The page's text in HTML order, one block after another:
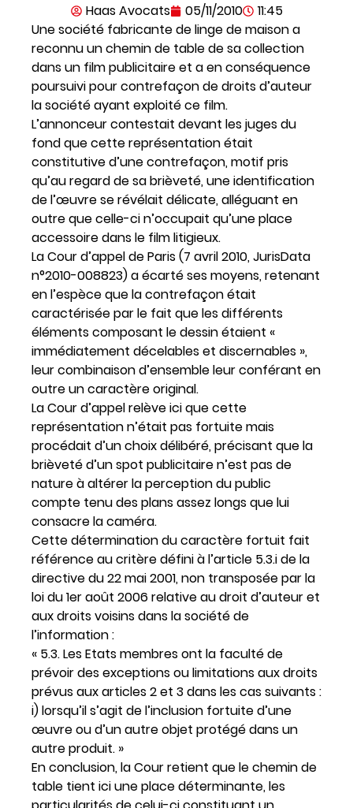
Haas Avocats 05/11/2010
11:45
Une société fabricante de linge de maison a
reconnu un chemin de table de sa collection
dans un film publicitaire et a en conséquence
poursuivi pour contrefaçon de droits d’auteur
la société ayant exploité ce film.
L’annonceur contestait devant les juges du
fond que cette représentation était
constitutive d’une contrefaçon, motif pris
qu’au regard de sa brièveté, une identification
de l’œuvre se révélait délicate, alléguant en
outre que celle-ci n’occupait qu’une place
accessoire dans le film litigieux.
La Cour d’appel de Paris (7 avril 2010, JurisData
n°2010-008823) a écarté ses moyens, retenant
en l’espèce que la contrefaçon était
caractérisée par le fait que les différents
éléments composant le dessin étaient «
immédiatement décelables et discernables »,
leur combinaison d’ensemble leur conférant en
outre un caractère original.
La Cour d’appel relève ici que cette
représentation n’était pas fortuite mais
procédait d’un choix délibéré, précisant que la
brièveté d’un spot publicitaire n’est pas de
nature à altérer la perception du public
compte tenu des plans assez longs que lui
consacre la caméra.
Cette détermination du caractère fortuit fait
référence au critère défini à l’article 5.3.i de la
directive du 22 mai 2001, non transposée par la
loi du 1er août 2006 relative au droit d’auteur et
aux droits voisins dans la société de
l’information :
« 5.3. Les Etats membres ont la faculté de
prévoir des exceptions ou limitations aux droits
prévus aux articles 2 et 3 dans les cas suivants :
i) lorsqu’il s’agit de l’inclusion fortuite d’une
œuvre ou d’un autre objet protégé dans un
autre produit. »
En conclusion, la Cour retient que le chemin de
table tient ici une place déterminante, les